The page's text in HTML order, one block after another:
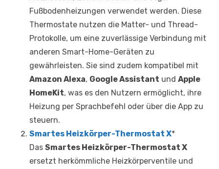
Fußbodenheizungen verwendet werden. Diese
Thermostate nutzen die Matter- und Thread-
Protokolle, um eine zuverlässige Verbindung mit
anderen Smart-Home-Geräten zu
gewährleisten. Sie sind zudem kompatibel mit
Amazon Alexa, Google Assistant und Apple
HomeKit, was es den Nutzern ermöglicht, ihre
Heizung per Sprachbefehl oder über die App zu
steuern.
Smartes Heizkörper-Thermostat X*
Das Smartes Heizkörper-Thermostat X
ersetzt herkömmliche Heizkörperventile und